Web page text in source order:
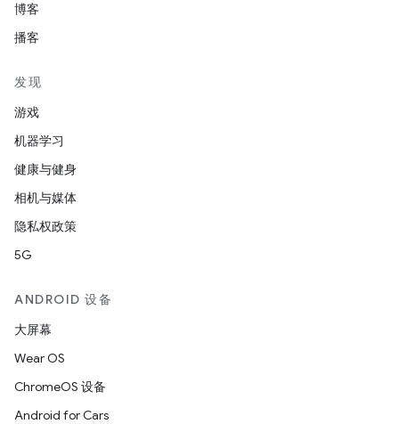
博客
播客
发现
游戏
机器学习
健康与健身
相机与媒体
隐私权政策
5G
ANDROID 设备
大屏幕
Wear OS
ChromeOS 设备
Android for Cars